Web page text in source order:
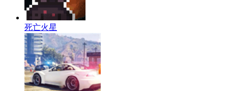
死亡火星